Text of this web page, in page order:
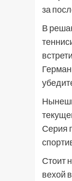
за
В
Серия
Стоит
вехой